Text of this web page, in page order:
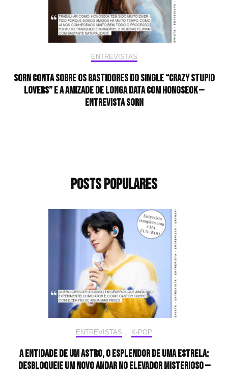
ENTREVISTAS
Sorn conta sobre os bastidores do single “Crazy Stupid
Lovers” e a amizade de longa data com Hongseok —
Entrevista Sorn
Posts populares
ENTREVISTAS K-POP
A entidade de um astro, o esplendor de uma estrela:
desbloqueie um novo andar no elevador misterioso —